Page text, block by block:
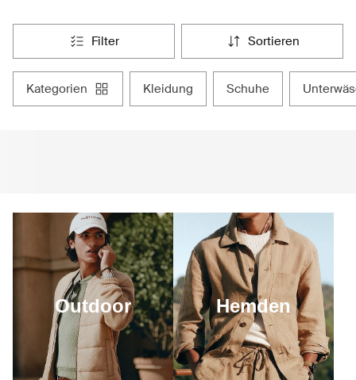
filter sortieren
kategorien kleidung schuhe
Outdoor Hemden